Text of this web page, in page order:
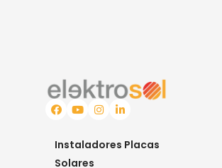
Instaladores Placas
Solares